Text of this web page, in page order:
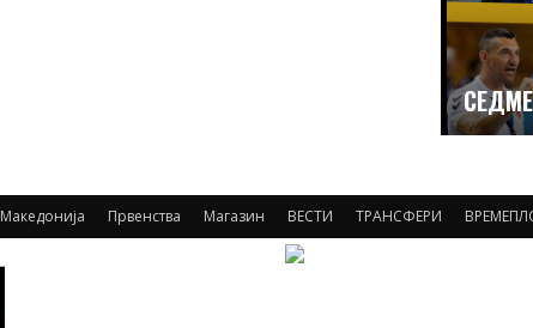
Македонија Првенства Магазин ВЕСТИ ТРАНСФЕРИ